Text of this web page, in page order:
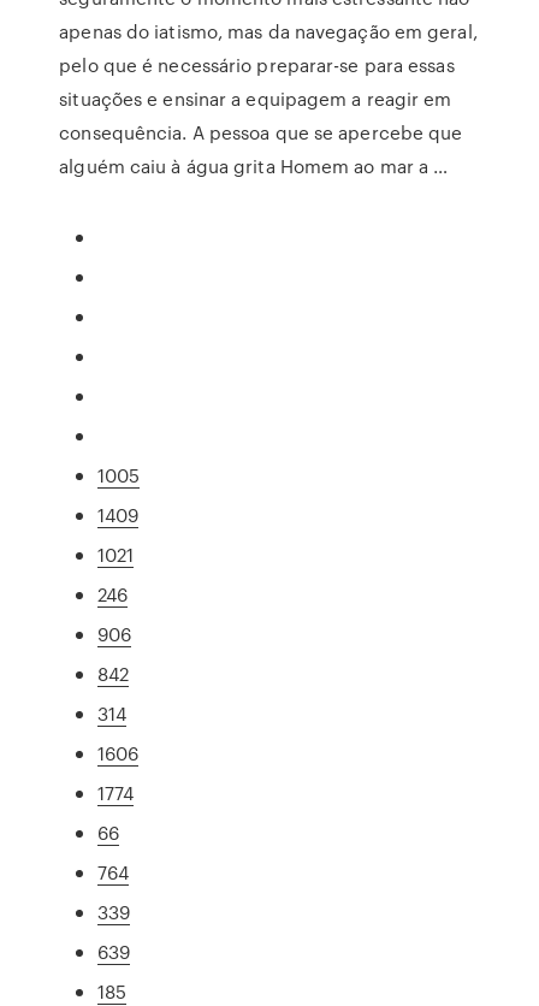
apenas do iatismo, mas da navegação em geral,
pelo que é necessário preparar-se para essas
situações e ensinar a equipagem a reagir em
consequência. A pessoa que se apercebe que
alguém caiu à água grita Homem ao mar a …
1005
1409
1021
246
906
842
314
1606
1774
66
764
339
639
185